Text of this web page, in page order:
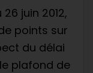
juin 2012,
points sur
du délai
plafond de